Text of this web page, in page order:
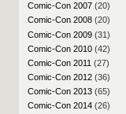
Comic-Con 2007(20)
Comic-Con 2008(20)
Comic-Con 2009(31)
Comic-Con 2010(42)
Comic-Con 2011 (27)
Comic-Con 2012(36)
Comic-Con 2013(65)
Comic-Con 2014(26)